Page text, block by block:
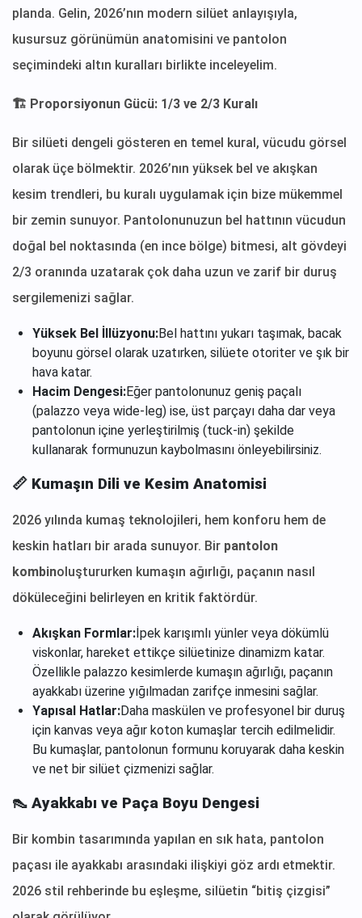
planda. Gelin, 2026’nın modern silüet anlayışıyla,
kusursuz görünümün anatomisini ve pantolon
seçimindeki altın kuralları birlikte inceleyelim.
🏗️ Proporsiyonun Gücü: 1/3 ve 2/3 Kuralı
Bir silüeti dengeli gösteren en temel kural, vücudu görsel
olarak üçe bölmektir. 2026’nın yüksek bel ve akışkan
kesim trendleri, bu kuralı uygulamak için bize mükemmel
bir zemin sunuyor. Pantolonunuzun bel hattının vücudun
doğal bel noktasında (en ince bölge) bitmesi, alt gövdeyi
2/3 oranında uzatarak çok daha uzun ve zarif bir duruş
sergilemenizi sağlar.
Yüksek Bel İllüzyonu:Bel hattını yukarı taşımak, bacak
boyunu görsel olarak uzatırken, silüete otoriter ve şık bir
hava katar.
Hacim Dengesi:Eğer pantolonunuz geniş paçalı
(palazzo veya wide-leg) ise, üst parçayı daha dar veya
pantolonun içine yerleştirilmiş (tuck-in) şekilde
kullanarak formunuzun kaybolmasını önleyebilirsiniz.
📏 Kumaşın Dili ve Kesim Anatomisi
2026 yılında kumaş teknolojileri, hem konforu hem de
keskin hatları bir arada sunuyor. Bir pantolon
kombinoluştururken kumaşın ağırlığı, paçanın nasıl
döküleceğini belirleyen en kritik faktördür.
Akışkan Formlar:İpek karışımlı yünler veya dökümlü
viskonlar, hareket ettikçe silüetinize dinamizm katar.
Özellikle palazzo kesimlerde kumaşın ağırlığı, paçanın
ayakkabı üzerine yığılmadan zarifçe inmesini sağlar.
Yapısal Hatlar:Daha maskülen ve profesyonel bir duruş
için kanvas veya ağır koton kumaşlar tercih edilmelidir.
Bu kumaşlar, pantolonun formunu koruyarak daha keskin
ve net bir silüet çizmenizi sağlar.
👠 Ayakkabı ve Paça Boyu Dengesi
Bir kombin tasarımında yapılan en sık hata, pantolon
paçası ile ayakkabı arasındaki ilişkiyi göz ardı etmektir.
2026 stil rehberinde bu eşleşme, silüetin “bitiş çizgisi”